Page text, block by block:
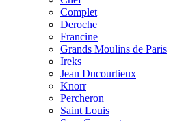
Complet
Deroche
Francine
Grands Moulins de Paris
Ireks
Jean Ducourtieux
Knorr
Percheron
Saint Louis